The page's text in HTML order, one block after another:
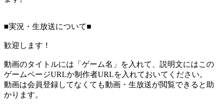
■実況・生放送について■
歓迎します！
動画のタイトルには「ゲーム名」を入れて、説明文にはこの
ゲームページURLか制作者URLを入れておいてください。
動画は会員登録してなくても動画・生放送が閲覧できると助
かります。